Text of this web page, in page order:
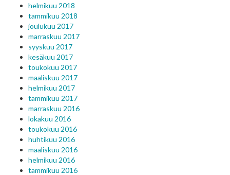
helmikuu 2018
tammikuu 2018
joulukuu 2017
marraskuu 2017
syyskuu 2017
kesäkuu 2017
toukokuu 2017
maaliskuu 2017
helmikuu 2017
tammikuu 2017
marraskuu 2016
lokakuu 2016
toukokuu 2016
huhtikuu 2016
maaliskuu 2016
helmikuu 2016
tammikuu 2016